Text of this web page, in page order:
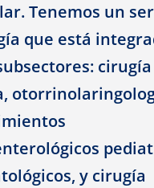
Tenemos un
que está
cirugía
y cirugía